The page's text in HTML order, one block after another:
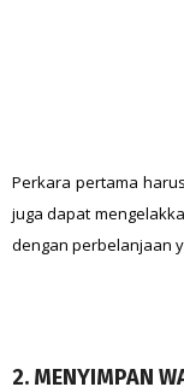
Perkara pertama
juga dapat
dengan perbelanjaan
2. MENYIMPAN